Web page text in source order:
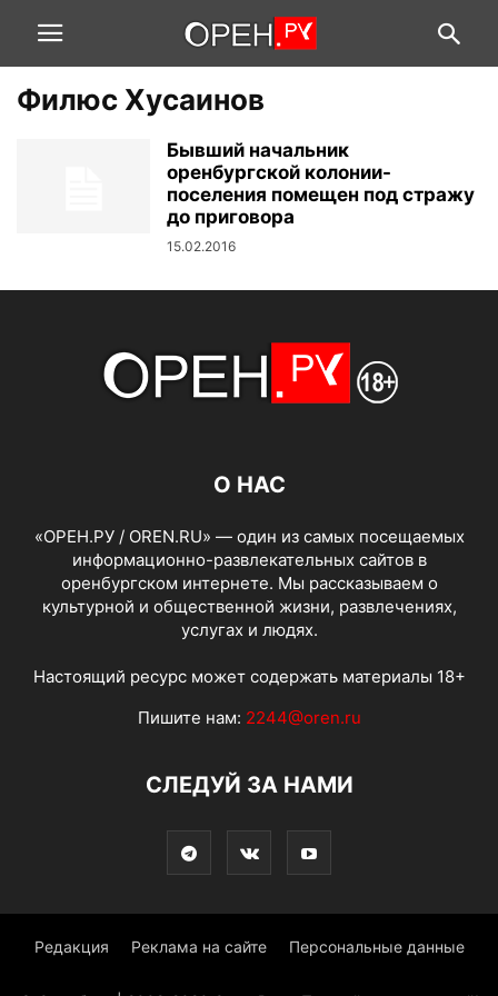
Филюс Хусаинов
Бывший начальник
оренбургской колонии-
поселения помещен под стражу
до приговора
15.02.2016
О НАС
«ОРЕН.РУ / OREN.RU» — один из самых посещаемых
информационно-развлекательных сайтов в
оренбургском интернете. Мы рассказываем о
культурной и общественной жизни, развлечениях,
услугах и людях.
Настоящий ресурс может содержать материалы 18+
Пишите нам: 2244@oren.ru
СЛЕДУЙ ЗА НАМИ
Редакция Реклама на сайте Персональные данные